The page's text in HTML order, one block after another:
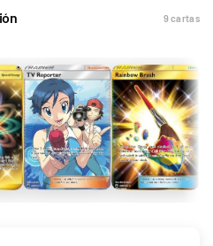
9 cartas